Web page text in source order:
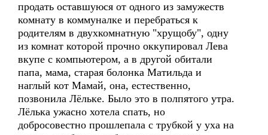
продать оставшуюся от одного из замужеств
комнату в коммуналке и перебраться к
родителям в двухкомнатную "хрущобу", одну
из комнат которой прочно оккупировал Лева
вкупе с компьютером, а в другой обитали
папа, мама, старая болонка Матильда и
наглый кот Мамай, она, естественно,
позвонила Лёльке. Было это в полпятого утра.
Лёлька ужасно хотела спать, но
добросовестно прошлепала с трубкой у уха на